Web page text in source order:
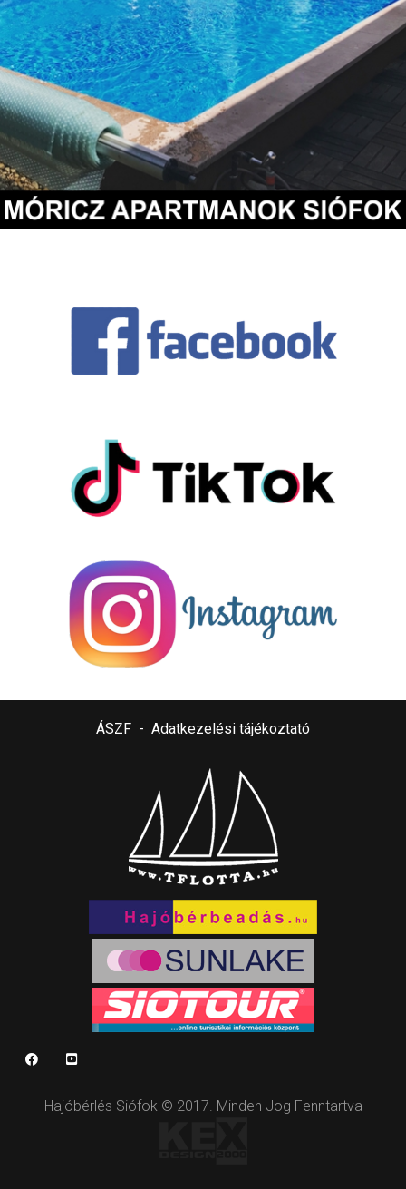
ÁSZF - Adatkezelési tájékoztató
Hajóbérlés Siófok © 2017. Minden Jog Fenntartva